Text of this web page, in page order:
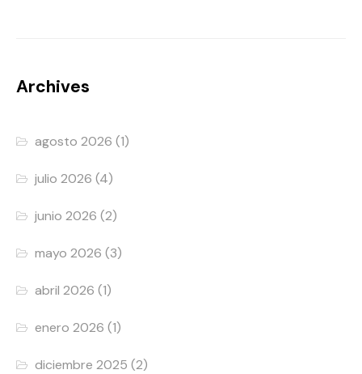
Archives
agosto 2026 (1)
julio 2026 (4)
junio 2026 (2)
mayo 2026 (3)
abril 2026 (1)
enero 2026 (1)
diciembre 2025 (2)